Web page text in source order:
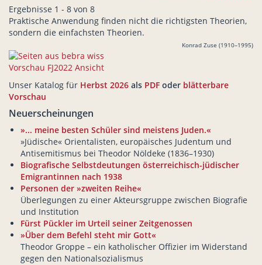
Ergebnisse 1 - 8 von 8
Praktische Anwendung finden nicht die richtigsten Theorien,
sondern die einfachsten Theorien.
Konrad Zuse (1910–1995)
Unser Katalog für Herbst 2026 als PDF oder blätterbare
Vorschau
Neuerscheinungen
»... meine besten Schüler sind meistens Juden.«
»Jüdische« Orientalisten, europäisches Judentum und
Antisemitismus bei Theodor Nöldeke (1836–1930)
Biografische Selbstdeutungen österreichisch-jüdischer
Emigrantinnen nach 1938
Personen der »zweiten Reihe«
Überlegungen zu einer Akteursgruppe zwischen Biografie
und Institution
Fürst Pückler im Urteil seiner Zeitgenossen
»Über dem Befehl steht mir Gott«
Theodor Groppe – ein katholischer Offizier im Widerstand
gegen den Nationalsozialismus